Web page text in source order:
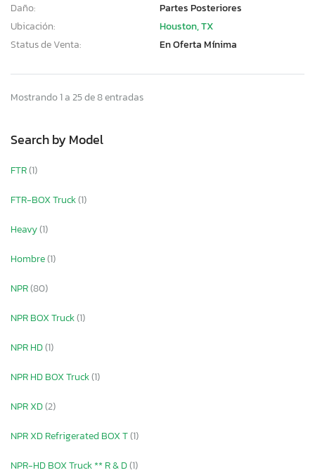
Daño:
Partes Posteriores
Ubicación:
Houston, TX
Status de Venta:
En Oferta Mínima
Mostrando 1 a 25 de 8 entradas
Search by Model
FTR(1)
FTR-BOX Truck(1)
Heavy(1)
Hombre(1)
NPR(80)
NPR BOX Truck(1)
NPR HD(1)
NPR HD BOX Truck(1)
NPR XD(2)
NPR XD Refrigerated BOX T(1)
NPR-HD BOX Truck ** R & D(1)